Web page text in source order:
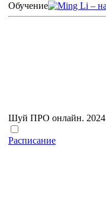
Обучение
Шуй ПРО онлайн. 2024
Расписание